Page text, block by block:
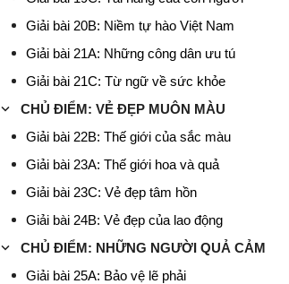
Giải bài 20B: Niềm tự hào Việt Nam
Giải bài 21A: Những công dân ưu tú
Giải bài 21C: Từ ngữ về sức khỏe
CHỦ ĐIỂM: VẺ ĐẸP MUÔN MÀU
Giải bài 22B: Thế giới của sắc màu
Giải bài 23A: Thế giới hoa và quả
Giải bài 23C: Vẻ đẹp tâm hồn
Giải bài 24B: Vẻ đẹp của lao động
CHỦ ĐIỂM: NHỮNG NGƯỜI QUẢ CẢM
Giải bài 25A: Bảo vệ lẽ phải